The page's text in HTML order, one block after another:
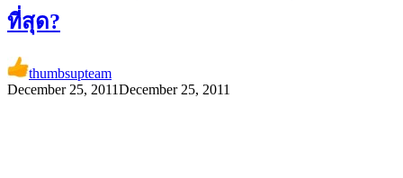
ที่สุด?
thumbsupteam
December 25, 2011December 25, 2011